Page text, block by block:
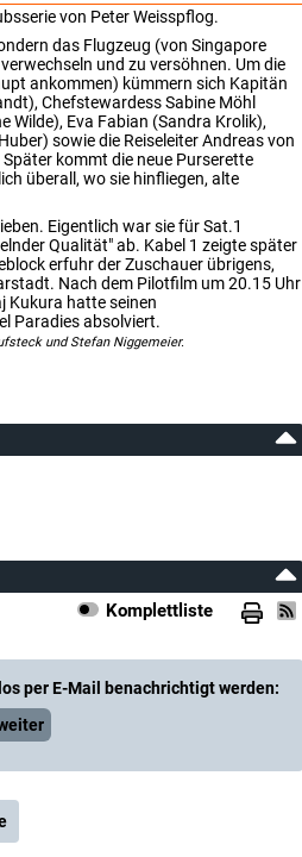
von Peter Weisspflog.
das Flugzeug (von Singapore
und zu versöhnen. Um die
ankommen) kümmern sich Kapitän
Chefstewardess Sabine Möhl
Wilde), Eva Fabian (Sandra Krolik),
sowie die Reiseleiter Andreas von
kommt die neue Purserette
überall, wo sie hinfliegen, alte
Eigentlich war sie für Sat.1
Qualität" ab. Kabel 1 zeigte später
erfuhr der Zuschauer übrigens,
Nach dem Pilotfilm um 20.15 Uhr
Kukura hatte seinen
Paradies absolviert.
und Stefan Niggemeier.
Komplettliste
per E-Mail benachrichtigt werden: